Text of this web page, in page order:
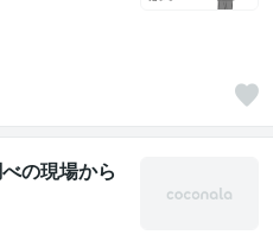
の現場から